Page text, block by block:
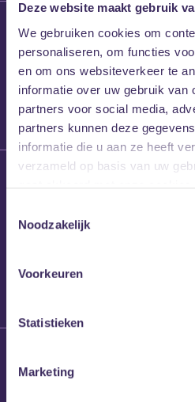
Deze website maakt gebruik
We gebruiken cookies om
personaliseren, om functies
en om ons websiteverkeer te
informatie over uw gebruik van
partners voor social media,
partners kunnen deze
informatie die u aan ze heeft
verzameld op basis van uw
Noodzakelijk
Voorkeuren
Statistieken
Marketing